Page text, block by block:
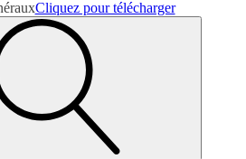
Cliquez pour télécharger